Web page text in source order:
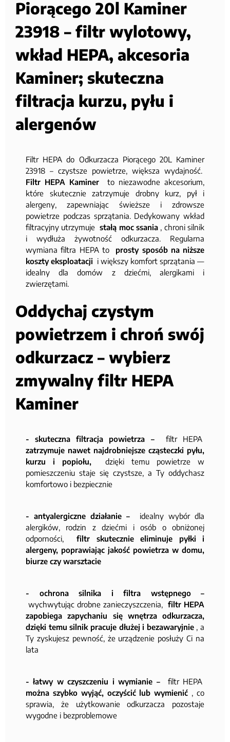
Piorącego 20l Kaminer
23918 – filtr wylotowy,
wkład HEPA, akcesoria
Kaminer; skuteczna
filtracja kurzu, pyłu i
alergenów
Filtr HEPA do Odkurzacza Piorącego 20L Kaminer
23918 – czystsze powietrze, większa wydajność.
Filtr HEPA Kaminer
to niezawodne akcesorium,
które skutecznie zatrzymuje drobny kurz, pył i
alergeny, zapewniając świeższe i zdrowsze
powietrze podczas sprzątania. Dedykowany wkład
filtracyjny utrzymujestałą moc ssania , chroni silnik
i wydłuża żywotność odkurzacza. Regularna
wymiana filtra HEPA to prosty sposób na niższe
koszty eksploatacji i większy komfort sprzątania —
idealny dla domów z dziećmi, alergikami i
zwierzętami.
Oddychaj czystym
powietrzem i chroń swój
odkurzacz – wybierz
zmywalny filtr HEPA
Kaminer
- skuteczna filtracja powietrza – filtr HEPA
zatrzymuje nawet najdrobniejsze cząsteczki pyłu,
kurzu i popiołu,dzięki temu powietrze w
pomieszczeniu staje się czystsze, a Ty oddychasz
komfortowo i bezpiecznie
- antyalergiczne działanie –
idealny wybór dla
alergików, rodzin z dziećmi i osób o obniżonej
odporności, filtr skutecznie eliminuje pyłki i
alergeny, poprawiając jakość powietrza w domu,
biurze czy warsztacie
- ochrona silnika i filtra wstępnego –
wychwytując drobne zanieczyszczenia, filtr HEPA
zapobiega zapychaniu się wnętrza odkurzacza,
dzięki temu silnik pracuje dłużej i bezawaryjnie , a
Ty zyskujesz pewność, że urządzenie posłuży Ci na
lata
- łatwy w czyszczeniu i wymianie –
filtr HEPA
można szybko wyjąć, oczyścić lub wymienić , co
sprawia, że użytkowanie odkurzacza pozostaje
wygodne i bezproblemowe